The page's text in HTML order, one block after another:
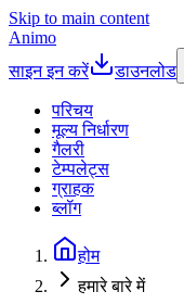
Skip to main content
Animo
साइन इन करें
डाउनलोड
परिचय
मूल्य निर्धारण
गैलरी
टेम्पलेट्स
ग्राहक
ब्लॉग
होम
हमारे बारे में